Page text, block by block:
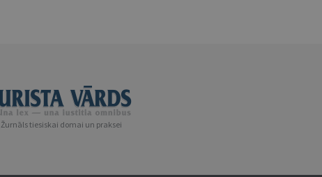
Žurnāls tiesiskai domai un praksei